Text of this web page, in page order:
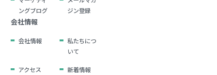
ングブログ
ジン登録
会社情報
会社情報
私たちにつ
いて
アクセス 新着情報